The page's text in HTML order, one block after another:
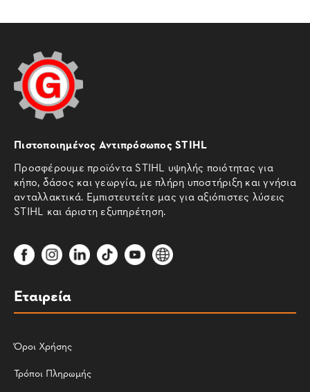
Πιστοποιημένος Αντιπρόσωπος STIHL
Προσφέρουμε προϊόντα STIHL υψηλής ποιότητας για
κήπο, δάσος και γεωργία, με πλήρη υποστήριξη και γνήσια
ανταλλακτικά. Εμπιστευτείτε μας για αξιόπιστες λύσεις
STIHL και άριστη εξυπηρέτηση.
Εταιρεία
Όροι Χρήσης
Τρόποι Πληρωμής